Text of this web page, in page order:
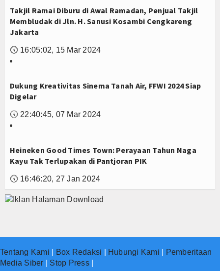
Takjil Ramai Diburu di Awal Ramadan, Penjual Takjil
Membludak di Jln. H. Sanusi Kosambi Cengkareng
Jakarta
🕔 16:05:02, 15 Mar 2024
Dukung Kreativitas Sinema Tanah Air, FFWI 2024 Siap
Digelar
🕔 22:40:45, 07 Mar 2024
Heineken Good Times Town: Perayaan Tahun Naga
Kayu Tak Terlupakan di Pantjoran PIK
🕔 16:46:20, 27 Jan 2024
Tentang Kami Box Redaksi Hubungi Kami
Pemberitaan
Media Siber
Stop Press|